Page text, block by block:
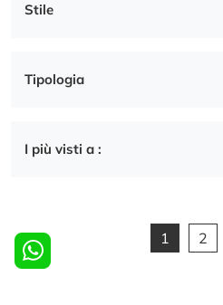
Stile
Tipologia
I più visti a :
1 2